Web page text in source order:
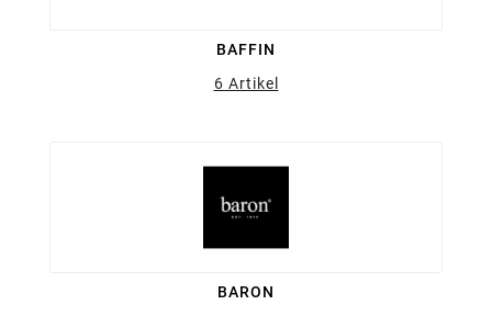
BAFFIN
6 Artikel
BARON